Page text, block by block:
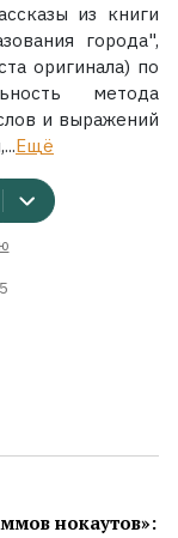
из книги
города",
оригинала) по
метода
и выражений
Ещё
нокаутов»: